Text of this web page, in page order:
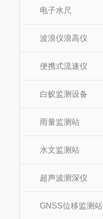
电子水尺
波浪仪浪高仪
便携式流速仪
白蚁监测设备
雨量监测站
水文监测站
超声波测深仪
GNSS位移监测站